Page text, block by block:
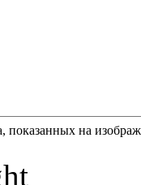
показанных на